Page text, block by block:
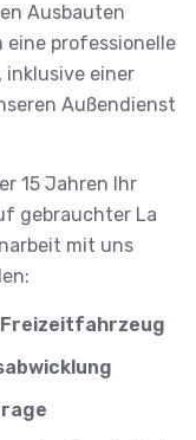
Ausbauten
eine professionelle
inklusive einer
Außendienst
15 Jahren Ihr
gebrauchter La
mit uns